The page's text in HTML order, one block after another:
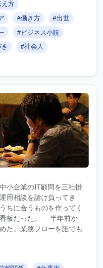
方
#働き方
#出世
#ビジネス小説
#社会人
小企業のIT顧問を三社掛
用相談を請け負ってき
ちに合うものを作ってく
看板だった。 半年前か
た。業務フローを誰でも